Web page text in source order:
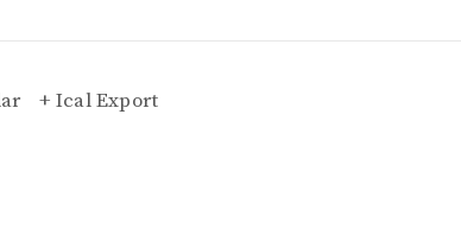
+ Ical Export